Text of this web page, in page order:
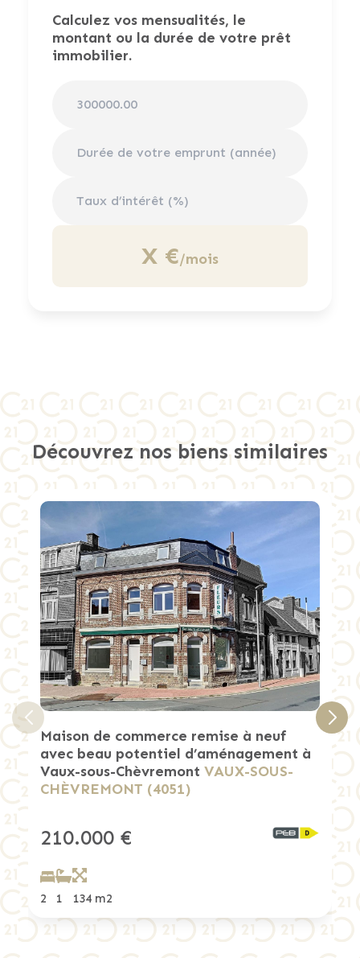
Calculez vos mensualités, le
montant ou la durée de votre prêt
immobilier.
X €/mois
Découvrez nos biens similaires
Maison de commerce remise à neuf
avec beau potentiel d’aménagement à
Vaux-sous-Chèvremont VAUX-SOUS-
CHÈVREMONT (4051)
210.000 €
2 1 134 m2